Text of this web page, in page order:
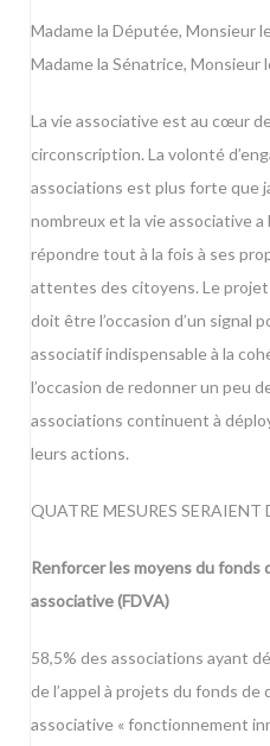
Madame la Députée, Monsieur
Madame la Sénatrice, Monsieur
La vie associative est au cœur
circonscription. La volonté
associations est plus forte que
nombreux et la vie associative
répondre tout à la fois à ses
attentes des citoyens. Le
doit être l’occasion d’un signal
associatif indispensable à la
l’occasion de redonner un peu
associations continuent à
leurs actions.
QUATRE MESURES SERAIENT
Renforcer les moyens du fonds
associative (FDVA)
58,5% des associations ayant
de l’appel à projets du fonds
associative « fonctionnement